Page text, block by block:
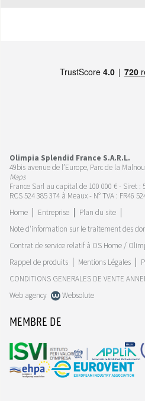
Olimpia Splendid France S.A.R.L.
49bis avenue de l’Europe, Parc de la
Maps
France Sarl au capital de 100 000 € - Siret :
RCS 524 385 374 à Meaux - N° TVA : FR46
Home
Entreprise
Plan du site
Note d'information sur le traitement des
Contrat de service relatif à OS Home /
Rappel de produits
Mentions Légales
CONDITIONS GENERALES DE VENTE
Web agency
Websolute
MEMBRE DE